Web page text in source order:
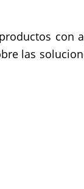
con
las